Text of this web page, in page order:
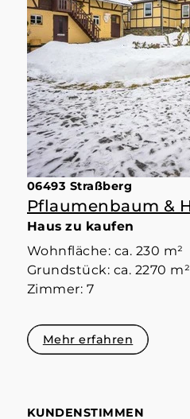
06493 Straßberg
Haus zu kaufen
Wohnfläche: ca. 230 m²
Grundstück: ca. 2270 m²
Zimmer: 7
Mehr erfahren
KUNDENSTIMMEN